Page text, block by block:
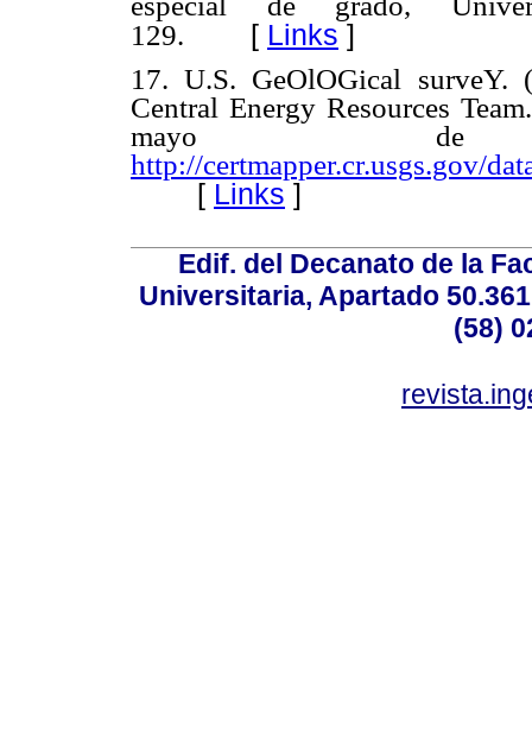
129. [ Links ]
17. U.S. GeOlOGical surveY.
Central Energy Resources
mayo
http://certmapper.cr.usgs.gov/
[ Links ]
Edif. del Decanato de la
Universitaria, Apartado
(58)